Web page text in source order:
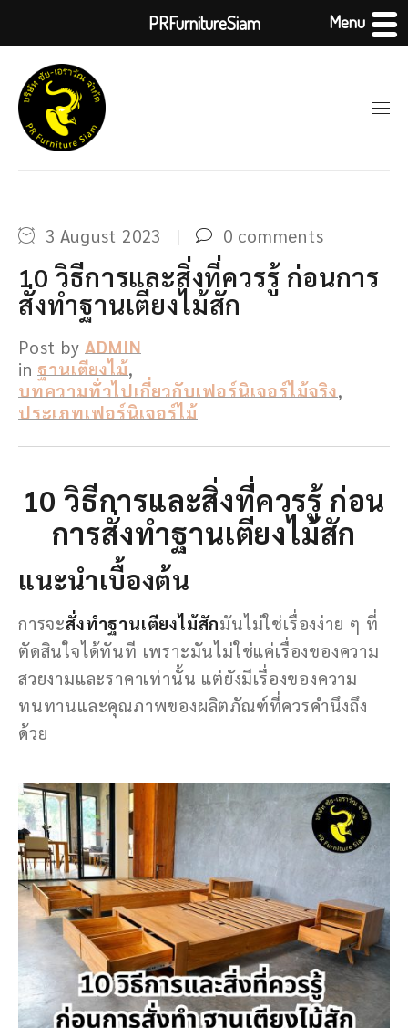
3 August 2023 0 comments
10 วิธีการและสิ่งที่ควรรู้ ก่อนการ
สั่งทำฐานเตียงไม้สัก
Post byADMIN
in ฐานเตียงไม้,
บทความทั่วไปเกี่ยวกับเฟอร์นิเจอร์ไม้จริง,
ประเภทเฟอร์นิเจอร์ไม้
10 วิธีการและสิ่งที่ควรรู้ ก่อน
การสั่งทำฐานเตียงไม้สัก
แนะนำเบื้องต้น
การจะสั่งทำฐานเตียงไม้สักมันไม่ใช่เรื่องง่าย ๆ ที่
ตัดสินใจได้ทันที เพราะมันไม่ใช่แค่เรื่องของความ
สวยงามและราคาเท่านั้น แต่ยังมีเรื่องของความ
ทนทานและคุณภาพของผลิตภัณฑ์ที่ควรคำนึงถึง
ด้วย
PRFurnitureSiam Menu